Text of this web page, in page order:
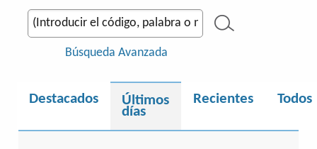
Búsqueda Avanzada
Destacados Últimos
días
Recientes Todos